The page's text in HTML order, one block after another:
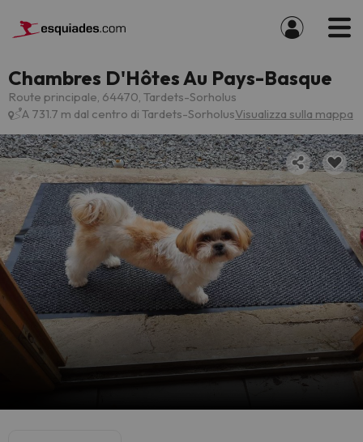
Chambres D'Hôtes Au Pays-Basque
Route principale, 64470, Tardets-Sorholus
A 731.7 m dal centro di Tardets-SorholusVisualizza sulla mappa